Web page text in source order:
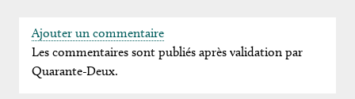
Ajouter un commentaire
Les commentaires sont publiés après validation par
Quarante-Deux.